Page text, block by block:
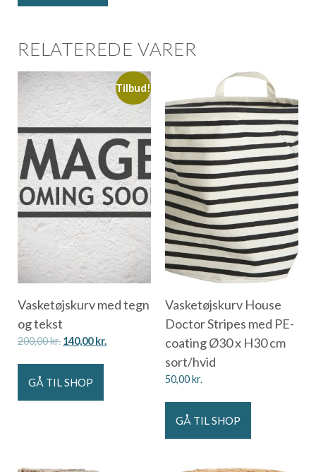
RELATEREDE VARER
Tilbud!
Vasketøjskurv med tegn
og tekst
200,00kr. 140,00kr.
GÅ TIL SHOP
Vasketøjskurv House
Doctor Stripes med PE-
coating Ø30 x H30 cm
sort/hvid
50,00kr.
GÅ TIL SHOP